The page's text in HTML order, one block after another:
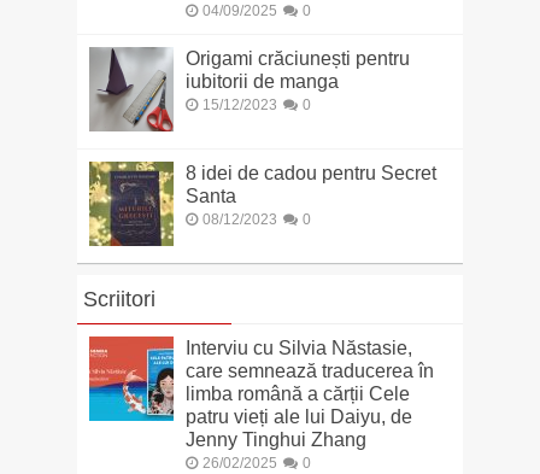
04/09/2025 0
Origami crăciunești pentru
iubitorii de manga
15/12/2023 0
8 idei de cadou pentru Secret
Santa
08/12/2023 0
Scriitori
Interviu cu Silvia Năstasie,
care semnează traducerea în
limba română a cărții Cele
patru vieți ale lui Daiyu, de
Jenny Tinghui Zhang
26/02/2025 0